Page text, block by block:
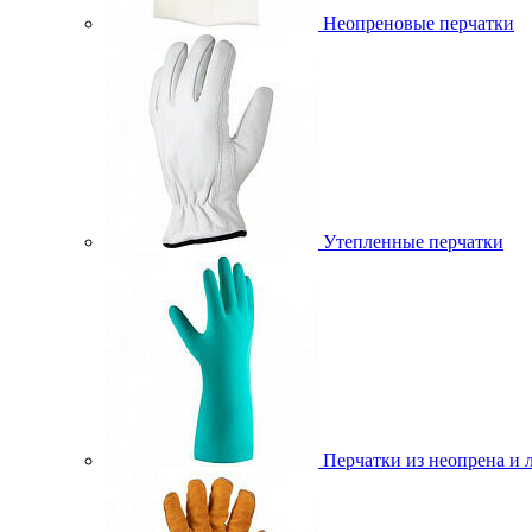
Неопреновые перчатки
Утепленные перчатки
Перчатки из неопрена и